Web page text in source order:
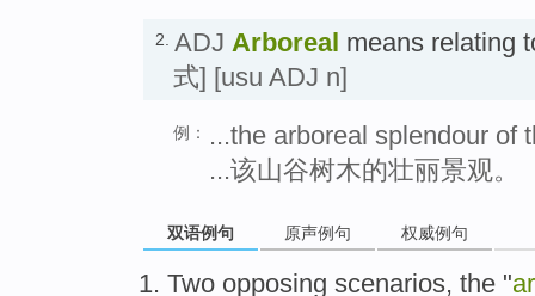
2. ADJ Arboreal means relating
式] [usu ADJ n]
例：
...the arboreal splendour of
...该山谷树木的壮丽景观。
双语例句 原声例句 权威例句
Two opposing scenarios, the "